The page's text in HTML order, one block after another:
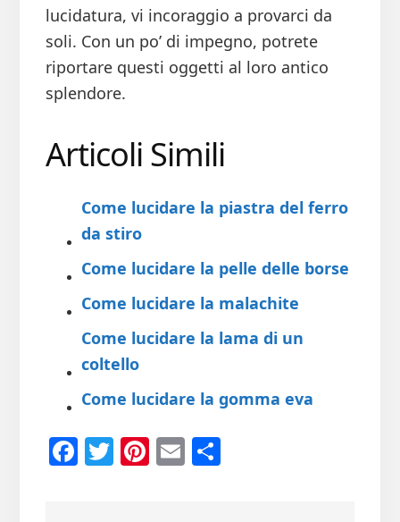
lucidatura, vi incoraggio a provarci da
soli. Con un po’ di impegno, potrete
riportare questi oggetti al loro antico
splendore.
Articoli Simili
Come lucidare la piastra del ferro
da stiro
Come lucidare la pelle delle borse
Come lucidare la malachite
Come lucidare la lama di un
coltello
Come lucidare la gomma eva
Fa
T
Pi
E